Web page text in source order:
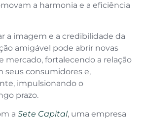
a harmonia e a eficiência
a imagem e a credibilidade da
amigável pode abrir novas
mercado, fortalecendo a relação
seus consumidores e,
impulsionando o
prazo.
a Sete Capital, uma empresa